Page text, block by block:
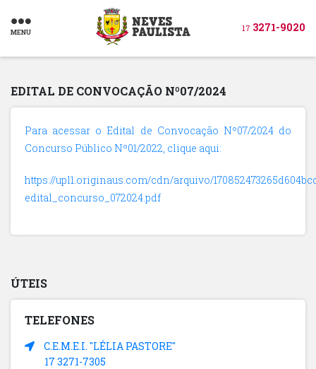
MENU 17 3271-9020
EDITAL DE CONVOCAÇÃO Nº07/2024
Para acessar o Edital de Convocação Nº07/2024 do
Concurso Público Nº01/2022, clique aqui:
https://upl1.originaus.com/cdn/arquivo/
edital_concurso_072024.pdf
ÚTEIS
TELEFONES
C.E.M.E.I. "LÉLIA PASTORE"
17 3271-7305